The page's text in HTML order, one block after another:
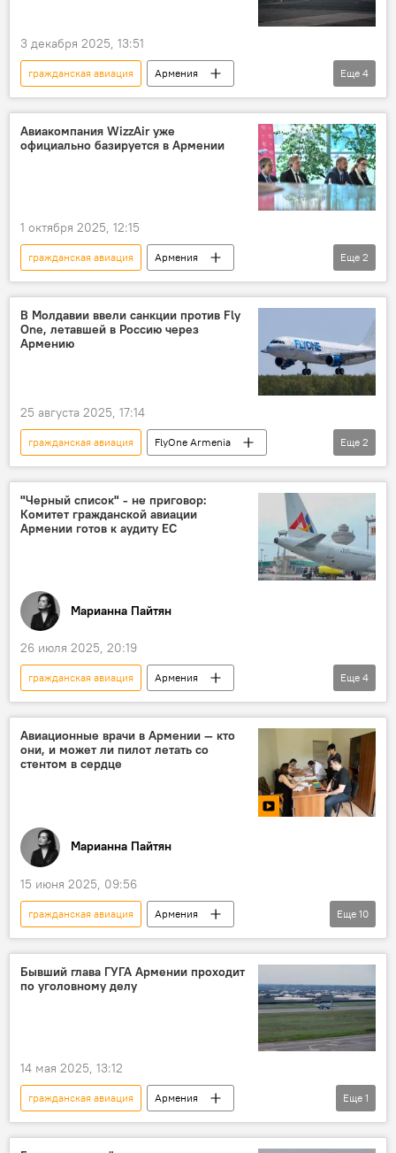
3 декабря 2025, 13:51
гражданская авиация
Армения
Новости Армения
Армянская авиация
черный список
Еще 4
Авиакомпания WizzAir уже
официально базируется в Армении
1 октября 2025, 12:15
гражданская авиация
Армения
Новости Армения
авиация
Еще 2
В Молдавии ввели санкции против Fly
One, летавшей в Россию через
Армению
25 августа 2025, 17:14
гражданская авиация
FlyOne Armenia
Молдова
санкции
Еще 2
"Черный список" - не приговор:
Комитет гражданской авиации
Армении готов к аудиту ЕС
Марианна Пайтян
26 июля 2025, 20:19
гражданская авиация
Армения
Новости Армения
авиация
Армянская авиация
черный список
Еще 4
Авиационные врачи в Армении — кто
они, и может ли пилот летать со
стентом в сердце
Марианна Пайтян
15 июня 2025, 09:56
гражданская авиация
Армения
Новости Армения
Общество
авиация
Армянская авиация
медики
летчики
Еще 10
Бывший глава ГУГА Армении проходит
по уголовному делу
14 мая 2025, 13:12
гражданская авиация
Армения
Общество
Новости Армения
Еще 1